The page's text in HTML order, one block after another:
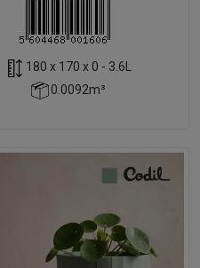
180 x 170 x 0 - 3.6L
0.0092m³